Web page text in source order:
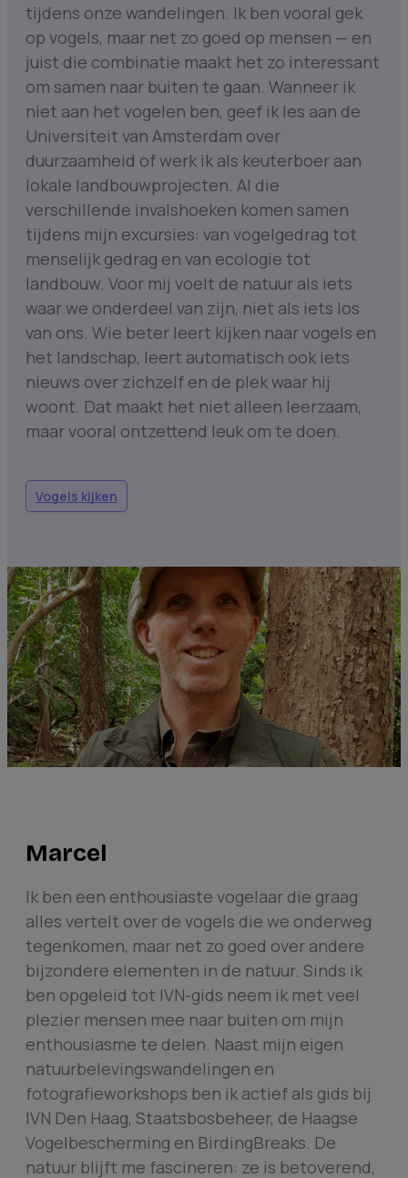
tijdens onze wandelingen. Ik ben vooral gek
op vogels, maar net zo goed op mensen — en
juist die combinatie maakt het zo interessant
om samen naar buiten te gaan. Wanneer ik
niet aan het vogelen ben, geef ik les aan de
Universiteit van Amsterdam over
duurzaamheid of werk ik als keuterboer aan
lokale landbouwprojecten. Al die
verschillende invalshoeken komen samen
tijdens mijn excursies: van vogelgedrag tot
menselijk gedrag en van ecologie tot
landbouw. Voor mij voelt de natuur als iets
waar we onderdeel van zijn, niet als iets los
van ons. Wie beter leert kijken naar vogels en
het landschap, leert automatisch ook iets
nieuws over zichzelf en de plek waar hij
woont. Dat maakt het niet alleen leerzaam,
maar vooral ontzettend leuk om te doen.
Vogels kijken
Marcel
Ik ben een enthousiaste vogelaar die graag
alles vertelt over de vogels die we onderweg
tegenkomen, maar net zo goed over andere
bijzondere elementen in de natuur. Sinds ik
ben opgeleid tot IVN-gids neem ik met veel
plezier mensen mee naar buiten om mijn
enthousiasme te delen. Naast mijn eigen
natuurbelevingswandelingen en
fotografieworkshops ben ik actief als gids bij
IVN Den Haag, Staatsbosbeheer, de Haagse
Vogelbescherming en BirdingBreaks. De
natuur blijft me fascineren: ze is betoverend,